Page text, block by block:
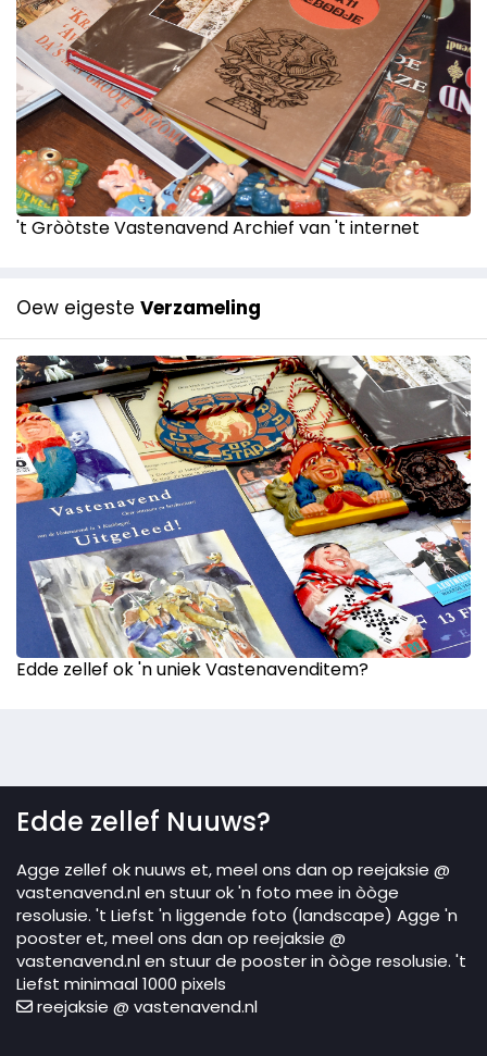
't Gròòtste Vastenavend Archief van 't internet
Oew eigeste Verzameling
Edde zellef ok 'n uniek Vastenavenditem?
Edde zellef Nuuws?
Agge zellef ok nuuws et, meel ons dan op reejaksie @
vastenavend.nl en stuur ok 'n foto mee in òòge
resolusie. 't Liefst 'n liggende foto (landscape) Agge 'n
pooster et, meel ons dan op reejaksie @
vastenavend.nl en stuur de pooster in òòge resolusie. 't
Liefst minimaal 1000 pixels
reejaksie @ vastenavend.nl